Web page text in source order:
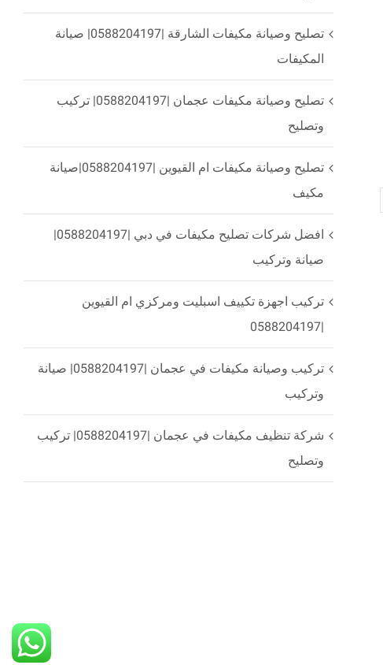
تصليح وصيانة مكيفات الشارقة |0588204197| صيانة
المكيفات
تصليح وصيانة مكيفات عجمان |0588204197| تركيب
وتصليح
تصليح وصيانة مكيفات ام القيوين |0588204197|صيانة
مكيف
افضل شركات تصليح مكيفات في دبي |0588204197|
صيانة وتركيب
تركيب اجهزة تكييف اسبليت ومركزي ام القيوين
|0588204197
تركيب وصيانة مكيفات في عجمان |0588204197| صيانة
وتركيب
شركة تنظيف مكيفات في عجمان |0588204197| تركيب
وتصليح